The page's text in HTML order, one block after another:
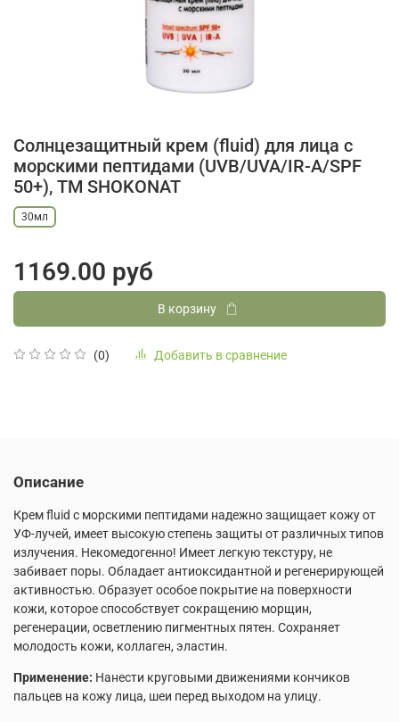
Солнцезащитный крем (fluid) для лица с
морскими пептидами (UVB/UVA/IR-A/SPF
50+), ТМ SHOKONAT
(0) Добавить в сравнение
30мл
1169.00 руб
В корзину
Описание
Крем fluid с морскими пептидами надежно защищает кожу от
УФ-лучей, имеет высокую степень защиты от различных типов
излучения. Некомедогенно! Имеет легкую текстуру, не
забивает поры. Обладает антиоксидантной и регенерирующей
активностью. Образует особое покрытие на поверхности
кожи, которое способствует сокращению морщин,
регенерации, осветлению пигментных пятен. Сохраняет
молодость кожи, коллаген, эластин.
Применение: Нанести круговыми движениями кончиков
пальцев на кожу лица, шеи перед выходом на улицу.